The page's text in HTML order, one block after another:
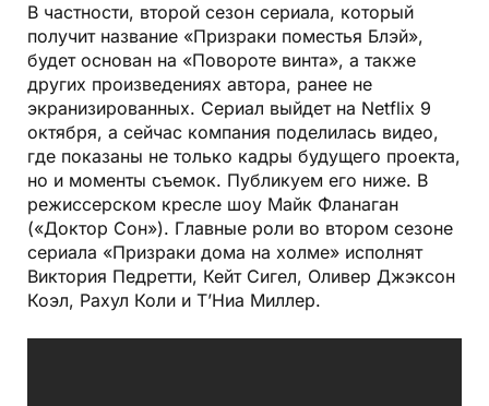
В частности, второй сезон сериала, который
получит название «Призраки поместья Блэй»,
будет основан на «Повороте винта», а также
других произведениях автора, ранее не
экранизированных. Сериал выйдет на Netflix 9
октября, а сейчас компания поделилась видео,
где показаны не только кадры будущего проекта,
но и моменты съемок. Публикуем его ниже. В
режиссерском кресле шоу Майк Фланаган
(«Доктор Сон»). Главные роли во втором сезоне
сериала «Призраки дома на холме» исполнят
Виктория Педретти, Кейт Сигел, Оливер Джэксон
Коэл, Рахул Коли и Т’Ниа Миллер.